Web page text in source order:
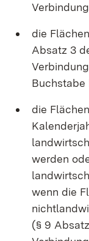
die
Absatz 3
Buchstabe
die
werden
wenn die
(§ 9